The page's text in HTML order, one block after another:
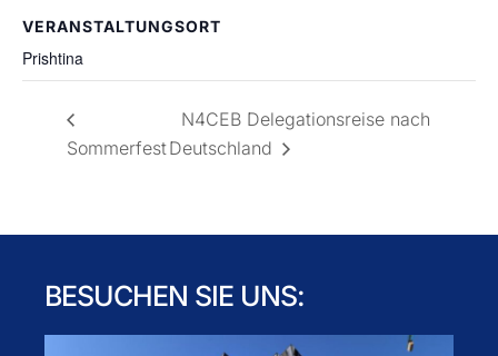
VERANSTALTUNGSORT
Prishtina
Sommerfest
N4CEB Delegationsreise nach
Deutschland
BESUCHEN SIE UNS: